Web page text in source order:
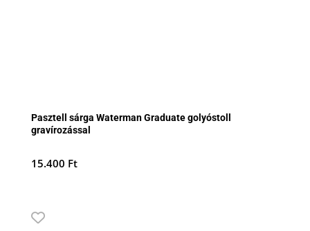
Pasztell sárga Waterman Graduate golyóstoll
gravírozással
15.400 Ft